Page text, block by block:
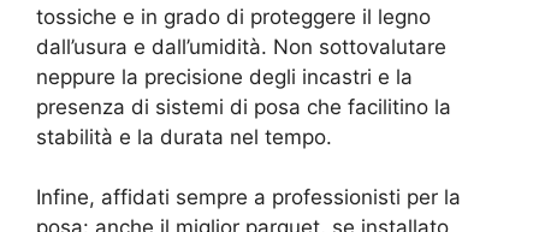
tossiche e in grado di proteggere il legno
dall’usura e dall’umidità. Non sottovalutare
neppure la precisione degli incastri e la
presenza di sistemi di posa che facilitino la
stabilità e la durata nel tempo.
Infine, affidati sempre a professionisti per la